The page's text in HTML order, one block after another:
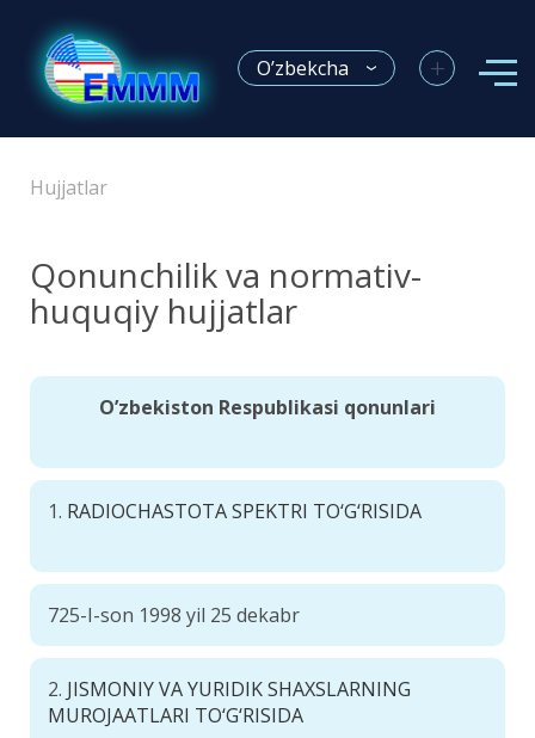
O’zbekcha +
Hujjatlar
Qonunchilik va normativ-
huquqiy hujjatlar
O’zbekiston Respublikasi qonunlari
1. RADIOCHASTOTA SPEKTRI TO‘G‘RISIDA
725-I-son 1998 yil 25 dekabr
2. JISMONIY VA YURIDIK SHAXSLARNING
MUROJAATLARI TO‘G‘RISIDA